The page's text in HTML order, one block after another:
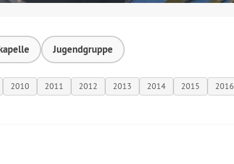
Jugendgruppe
2010 2011 2012 2013 2014 2015 2016